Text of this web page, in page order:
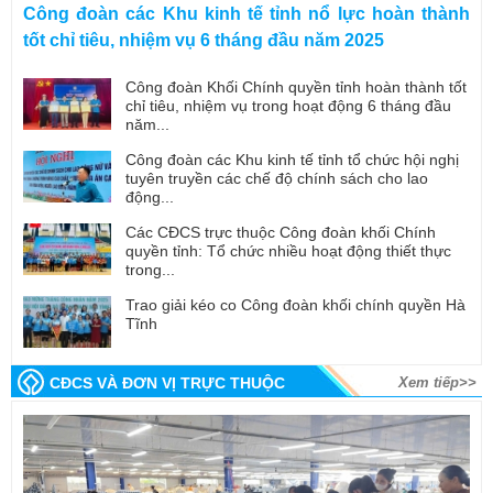
Công đoàn các Khu kinh tế tỉnh nổ lực hoàn thành
tốt chỉ tiêu, nhiệm vụ 6 tháng đầu năm 2025
Công đoàn Khối Chính quyền tỉnh hoàn thành tốt
chỉ tiêu, nhiệm vụ trong hoạt động 6 tháng đầu
năm...
Công đoàn các Khu kinh tế tỉnh tổ chức hội nghị
tuyên truyền các chế độ chính sách cho lao
động...
Các CĐCS trực thuộc Công đoàn khối Chính
quyền tỉnh: Tổ chức nhiều hoạt động thiết thực
trong...
Trao giải kéo co Công đoàn khối chính quyền Hà
Tĩnh
CĐCS VÀ ĐƠN VỊ TRỰC THUỘC Xem tiếp>>